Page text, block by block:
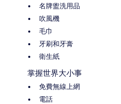
名牌盥洗用品
吹風機
毛巾
牙刷和牙膏
衛生紙
掌握世界大小事
免費無線上網
電話